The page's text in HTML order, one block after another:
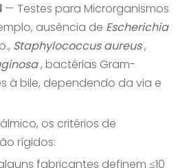
— Testes para Microrganismos
ausência de Escherichia
Staphylococcus aureus,
, bactérias Gram-
à bile, dependendo da via e
os critérios de
rígidos:
(alguns fabricantes definem ≤10